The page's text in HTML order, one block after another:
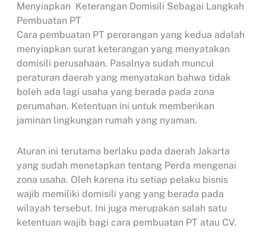
Menyiapkan Keterangan Domisili Sebagai Langkah
Pembuatan PT
Cara pembuatan PT perorangan yang kedua adalah
menyiapkan surat keterangan yang menyatakan
domisili perusahaan. Pasalnya sudah muncul
peraturan daerah yang menyatakan bahwa tidak
boleh ada lagi usaha yang berada pada zona
perumahan. Ketentuan ini untuk memberikan
jaminan lingkungan rumah yang nyaman.
Aturan ini terutama berlaku pada daerah Jakarta
yang sudah menetapkan tentang Perda mengenai
zona usaha. Oleh karena itu setiap pelaku bisnis
wajib memiliki domisili yang yang berada pada
wilayah tersebut. Ini juga merupakan salah satu
ketentuan wajib bagi cara pembuatan PT atau CV.